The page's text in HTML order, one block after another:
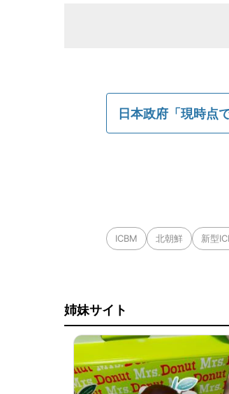
日本政府「現時点
ICBM 北朝鮮 新型
姉妹サイト